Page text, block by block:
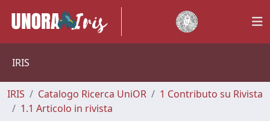
IRIS
IRIS Catalogo Ricerca UniOR
1 Contributo su Rivista
1.1 Articolo in rivista